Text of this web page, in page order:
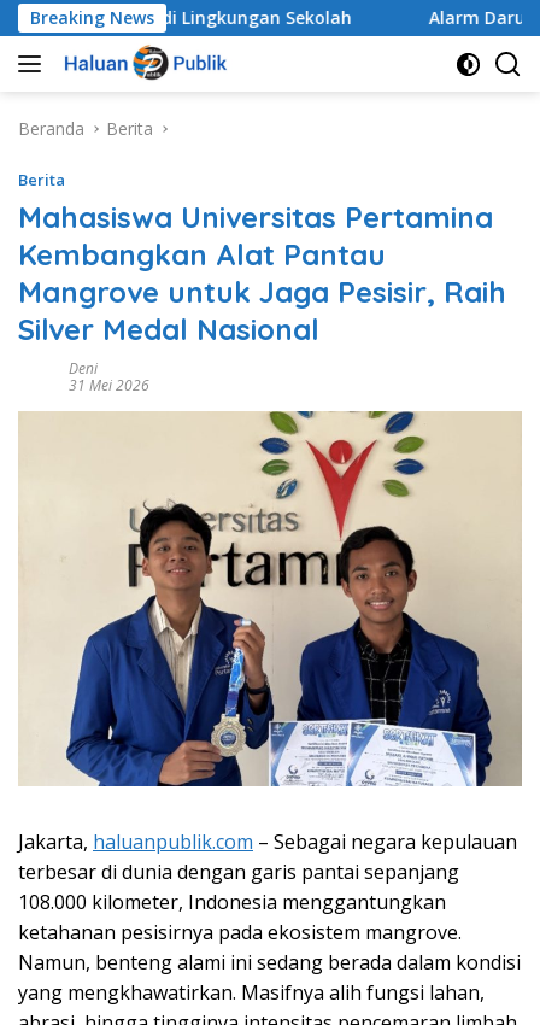
Langsung
ke
konten
Breaking News
di Lingkungan Sekolah Alarm Darurat Mutu
Beranda Berita
Berita
Mahasiswa Universitas Pertamina
Kembangkan Alat Pantau
Mangrove untuk Jaga Pesisir, Raih
Silver Medal Nasional
Deni
31 Mei 2026
Jakarta, haluanpublik.com – Sebagai negara kepulauan
terbesar di dunia dengan garis pantai sepanjang
108.000 kilometer, Indonesia menggantungkan
ketahanan pesisirnya pada ekosistem mangrove.
Namun, benteng alami ini sedang berada dalam kondisi
yang mengkhawatirkan. Masifnya alih fungsi lahan,